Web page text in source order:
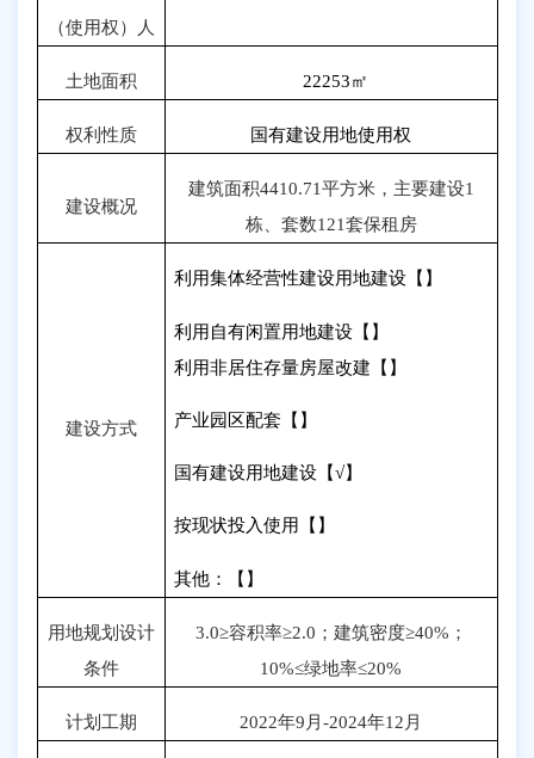
（使用权）人
土地面积 22253㎡
权利性质 国有建设用地使用权
建设概况
建筑面积4410.71平方米，主要建设1
栋、套数121套保租房
建设方式
利用集体经营性建设用地建设【】
利用自有闲置用地建设【】
利用非居住存量房屋改建【】
产业园区配套【】
国有建设用地建设【√】
按现状投入使用【】
其他：【】
用地规划设计
条件
3.0≥容积率≥2.0 ；建筑密度≥40% ；
10%≤绿地率≤20%
计划工期 2022年9 月-2024年12 月